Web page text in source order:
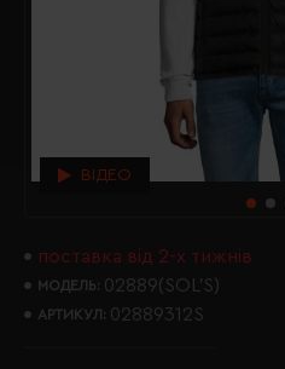
ВІДЕО
поставка від 2-х тижнів
МОДЕЛЬ: 02889(SOL’S)
АРТИКУЛ: 02889312S